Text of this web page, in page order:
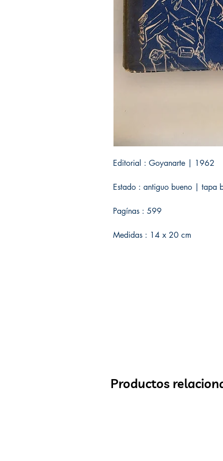
Editorial : Goyanarte | 1962
Estado : antiguo bueno | tapa
Pagínas : 599
Medidas : 14 x 20 cm
Productos